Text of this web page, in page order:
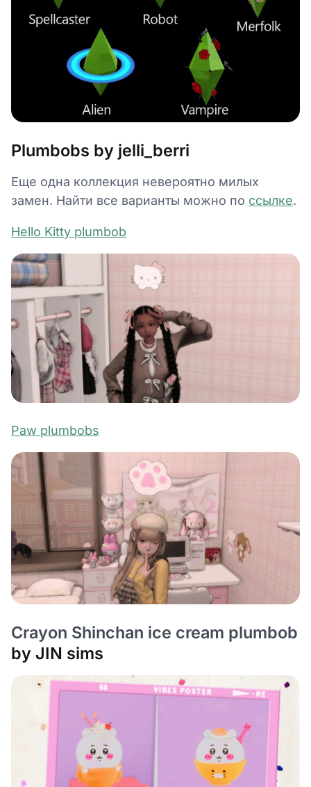
Plumbobs by jelli_berri
Еще одна коллекция невероятно милых
замен. Найти все варианты можно по ссылке.
Hello Kitty plumbob
Paw plumbobs
Crayon Shinchan ice cream plumbob
by JIN sims